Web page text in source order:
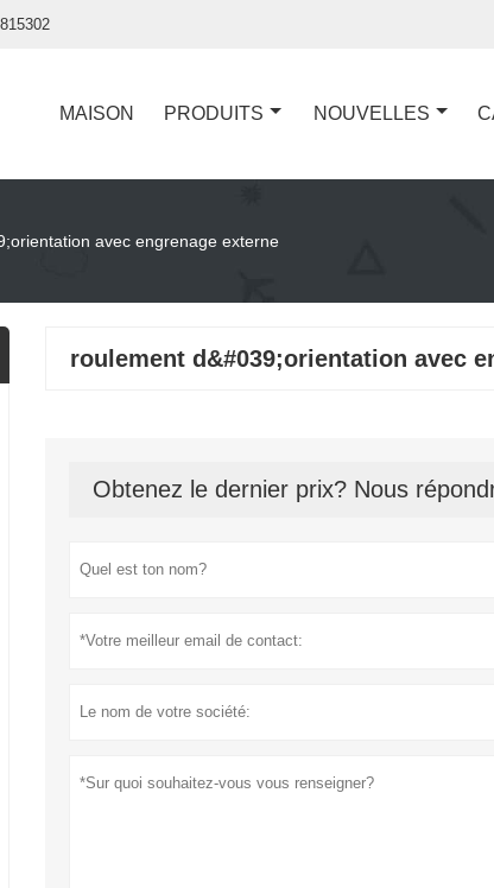
MAISON PRODUITS NOUVELLES
avec engrenage externe
roulement d&#039;orientation avec
Obtenez le dernier prix? Nous